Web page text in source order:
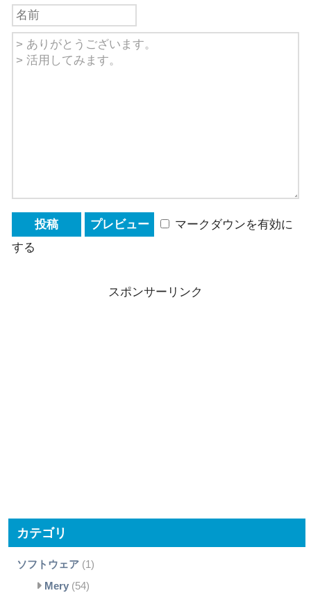
マークダウンを有効に
する
スポンサーリンク
カテゴリ
ソフトウェア(1)
Mery(54)